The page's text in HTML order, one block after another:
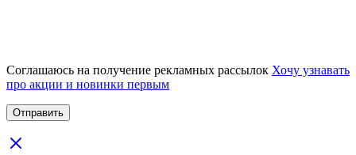
Соглашаюсь на получение рекламных рассылок Хочу узнавать
про акции и новинки первым